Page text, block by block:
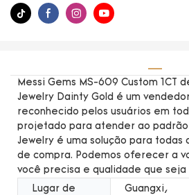
Messi Gems MS-609 Custom 1CT
Jewelry Dainty Gold é um
reconhecido pelos usuários em
projetado para atender ao padrão
Jewelry é uma solução para todas
de compra. Podemos oferecer a
você precisa e qualidade que seja
Lugar de
Guangxi,